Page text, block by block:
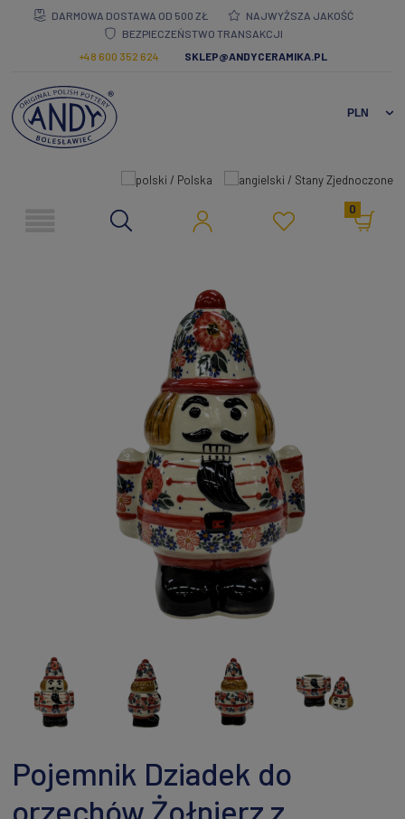
DARMOWA DOSTAWA OD 500 ZŁ
NAJWYŻSZA JAKOŚĆ
BEZPIECZEŃSTWO TRANSAKCJI
+48 600 352 624
SKLEP@ANDYCERAMIKA.PL
0
Pojemnik Dziadek do
orzechów Żołnierz z